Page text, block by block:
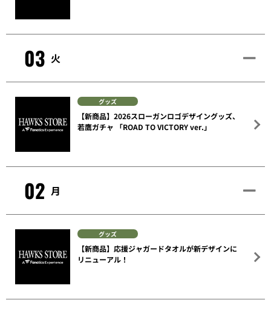
03 火
グッズ
【新商品】2026スローガンロゴデザイングッズ、
若鷹ガチャ 「ROAD TO VICTORY ver.」
02 月
グッズ
【新商品】応援ジャガードタオルが新デザインに
リニューアル！